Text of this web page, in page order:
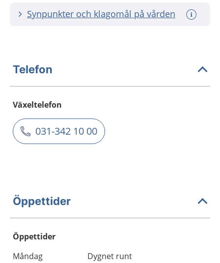
Synpunkter och klagomål på vården
Telefon
Växeltelefon
031-342 10 00
Öppettider
Öppettider
Dag
Öppettider
Kommentarer
Måndag
Dygnet runt